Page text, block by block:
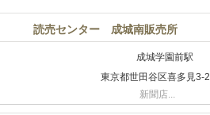
読売センター 成城南販売所
成城学園前駅
東京都世田谷区喜多見3-
新聞店...